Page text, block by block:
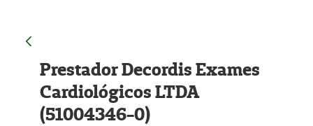
Prestador Decordis Exames
Cardiológicos LTDA
(51004346-0)